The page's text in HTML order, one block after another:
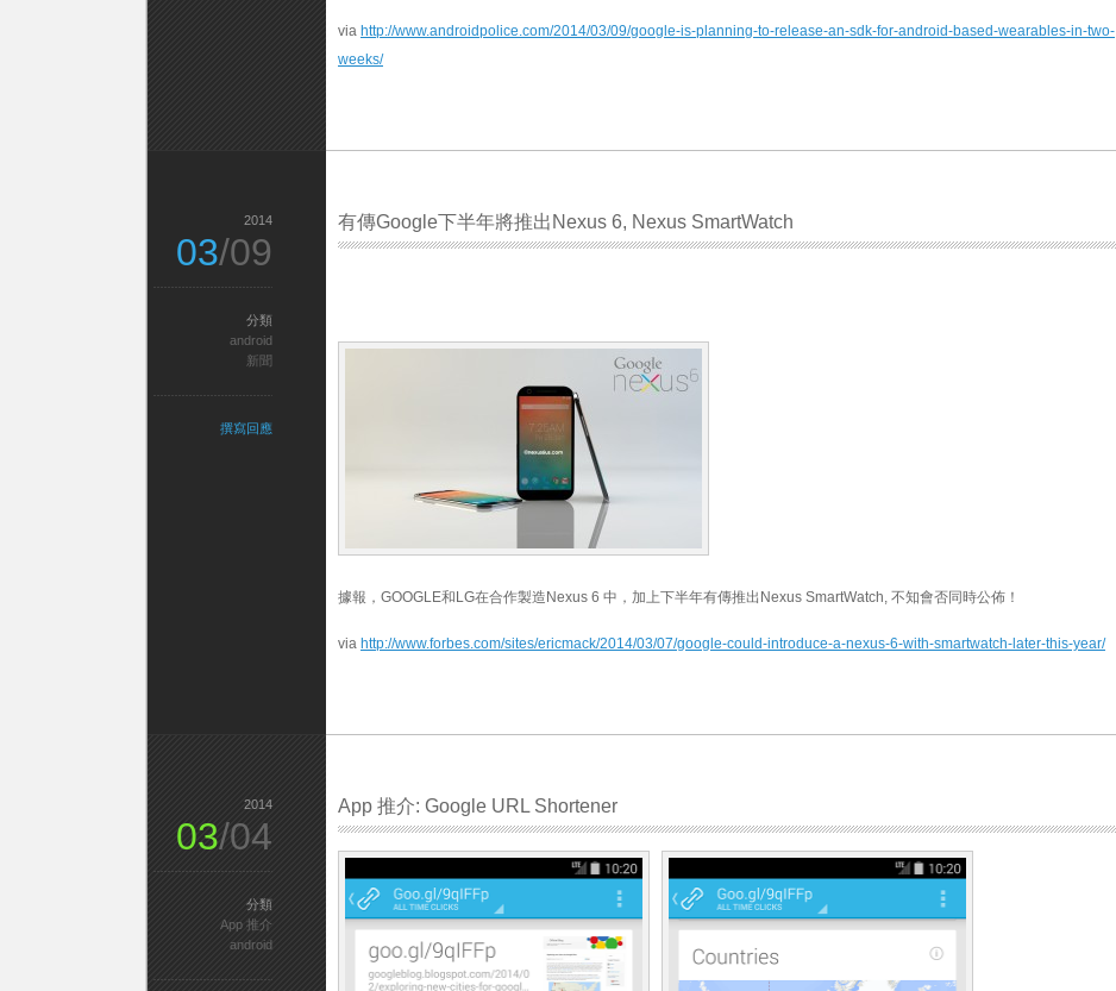
via http://www.androidpolice.com/2014/03/09/google-is-planning-to-release-an-sdk-for-android-based-wearables-in-two-
weeks/
有傳Google下半年將推出Nexus 6, Nexus SmartWatch
據報，GOOGLE和LG在合作製造Nexus 6 中，加上下半年有傳推出Nexus SmartWatch, 不知會否同時公佈！
via http://www.forbes.com/sites/ericmack/2014/03/07/google-could-introduce-a-nexus-6-with-smartwatch-later-this-year/
2014
03/09
分類
android
新聞
撰寫回應
App 推介: Google URL Shortener
2014
03/04
分類
App 推介
android